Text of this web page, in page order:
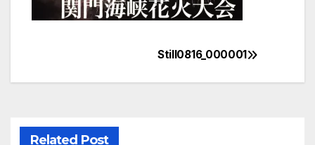
稿
ナ
Still0816_000001
Related Post